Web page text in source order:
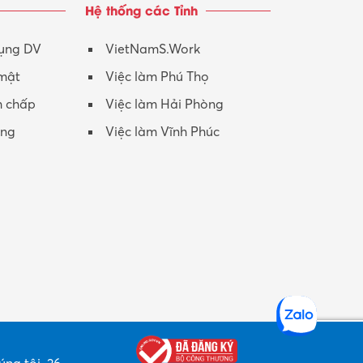
Nhân viên CSKH
Phục vụ khác
Promotion Girl (PG)
DV
chấp
Hệ thống các Tỉnh
VietNamS.Work
Việc làm Phú Thọ
Việc làm Hải Phòng
Việc làm Vĩnh Phúc